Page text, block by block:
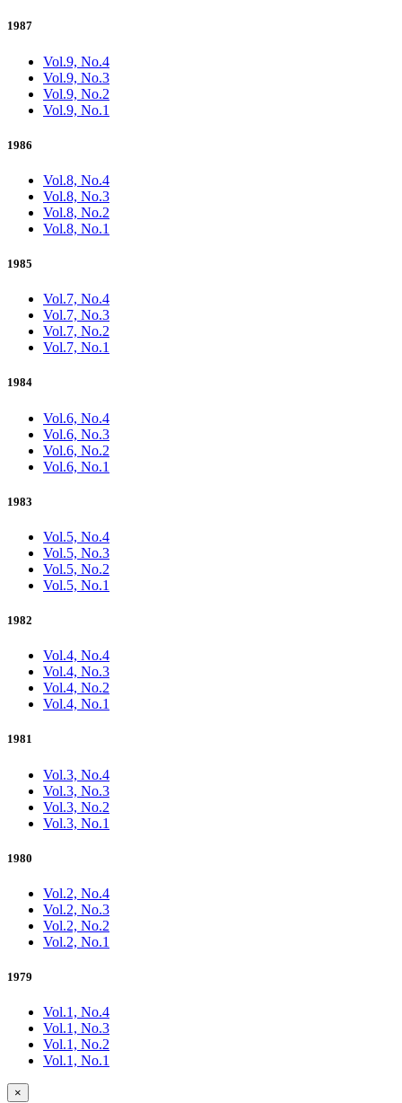
1987
Vol.9, No.4
Vol.9, No.3
Vol.9, No.2
Vol.9, No.1
1986
Vol.8, No.4
Vol.8, No.3
Vol.8, No.2
Vol.8, No.1
1985
Vol.7, No.4
Vol.7, No.3
Vol.7, No.2
Vol.7, No.1
1984
Vol.6, No.4
Vol.6, No.3
Vol.6, No.2
Vol.6, No.1
1983
Vol.5, No.4
Vol.5, No.3
Vol.5, No.2
Vol.5, No.1
1982
Vol.4, No.4
Vol.4, No.3
Vol.4, No.2
Vol.4, No.1
1981
Vol.3, No.4
Vol.3, No.3
Vol.3, No.2
Vol.3, No.1
1980
Vol.2, No.4
Vol.2, No.3
Vol.2, No.2
Vol.2, No.1
1979
Vol.1, No.4
Vol.1, No.3
Vol.1, No.2
Vol.1, No.1
×